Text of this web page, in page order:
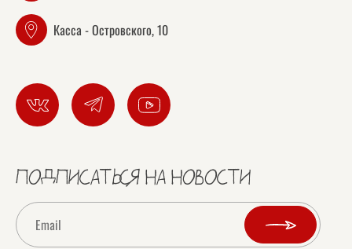
Касса - Островского, 10
ПОДПИСАТЬСЯ НА НОВОСТИ